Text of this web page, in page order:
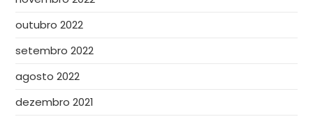
outubro 2022
setembro 2022
agosto 2022
dezembro 2021